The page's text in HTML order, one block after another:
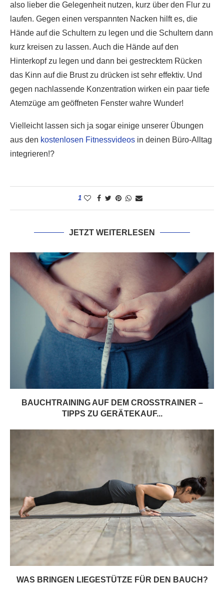
also lieber die Gelegenheit nutzen, kurz über den Flur zu
laufen. Gegen einen verspannten Nacken hilft es, die
Hände auf die Schultern zu legen und die Schultern dann
kurz kreisen zu lassen. Auch die Hände auf den
Hinterkopf zu legen und dann bei gestrecktem Rücken
das Kinn auf die Brust zu drücken ist sehr effektiv. Und
gegen nachlassende Konzentration wirken ein paar tiefe
Atemzüge am geöffneten Fenster wahre Wunder!
Vielleicht lassen sich ja sogar einige unserer Übungen
aus den kostenlosen Fitnessvideos in deinen Büro-Alltag
integrieren!?
1
JETZT WEITERLESEN
BAUCHTRAINING AUF DEM CROSSTRAINER –
TIPPS ZU GERÄTEKAUF...
WAS BRINGEN LIEGESTÜTZE FÜR DEN BAUCH?